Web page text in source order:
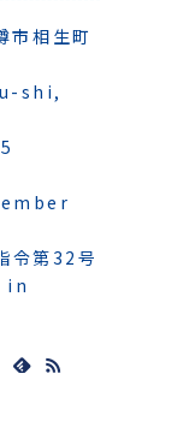
市相生町
shi,
令第32号
in